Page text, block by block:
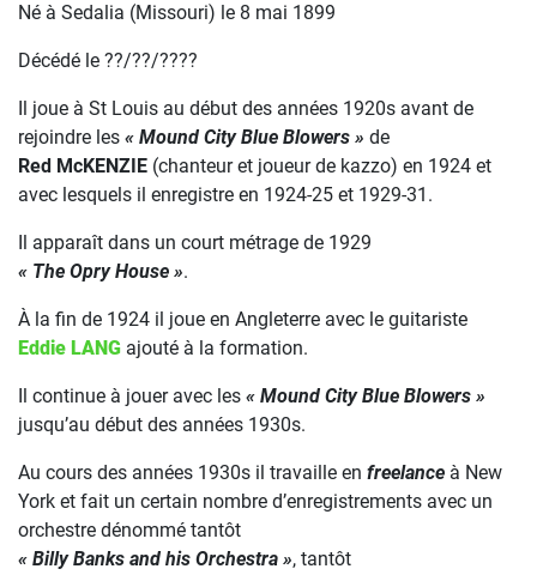
Né à Sedalia (Missouri) le 8 mai 1899
Décédé le ??/??/????
Il joue à St Louis au début des années 1920s avant de
rejoindre les « Mound City Blue Blowers » de
Red McKENZIE (chanteur et joueur de kazzo) en 1924 et
avec lesquels il enregistre en 1924-25 et 1929-31.
Il apparaît dans un court métrage de 1929
« The Opry House ».
À la fin de 1924 il joue en Angleterre avec le guitariste
Eddie LANG ajouté à la formation.
Il continue à jouer avec les « Mound City Blue Blowers »
jusqu’au début des années 1930s.
Au cours des années 1930s il travaille en freelance à New
York et fait un certain nombre d’enregistrements avec un
orchestre dénommé tantôt
« Billy Banks and his Orchestra », tantôt